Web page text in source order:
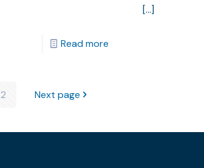
Read more
[…]
2 Next page